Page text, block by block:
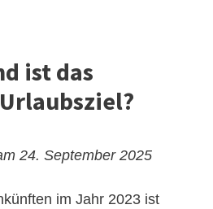
ist das
24. September 2025
im Jahr 2023 ist